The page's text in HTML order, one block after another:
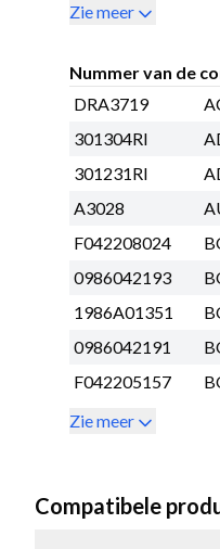
Zie meer
Nummer van de
DRA3719
301304RI
301231RI
A3028
F042208024
0986042193
1986A01351
0986042191
F042205157
Zie meer
Compatibele